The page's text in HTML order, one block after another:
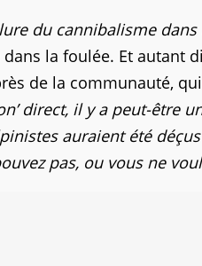
du cannibalisme dans
la foulée. Et autant
de la communauté,
direct, il y a peut-être
auraient été déçus
pas, ou vous ne